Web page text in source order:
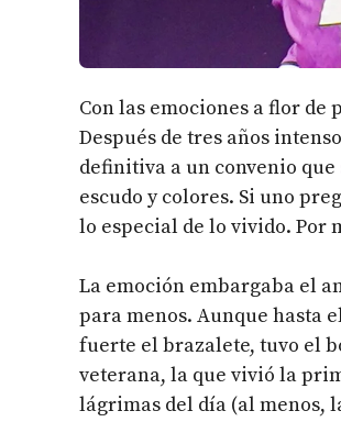
Con las emociones a flor de
Después de tres años
definitiva a un convenio que
escudo y colores. Si uno
lo especial de lo vivido. Por
La emoción embargaba el
para menos. Aunque hasta
fuerte el brazalete, tuvo el
veterana, la que vivió la
lágrimas del día (al menos,